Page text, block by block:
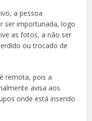
a pessoa
ser importunada, logo
as fotos, a não ser
ou trocado de
remota, pois a
avisa aos
onde está inserido